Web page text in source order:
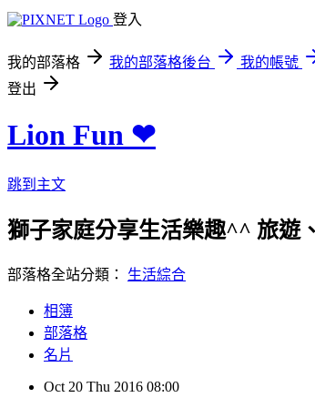
登入
我的部落格 我的部落格後台
我的帳號
登出
Lion Fun ❤
跳到主文
獅子家庭分享生活樂趣^^ 旅遊
部落格全站分類： 生活綜合
相簿
部落格
名片
Oct 20 Thu 2016 08:00